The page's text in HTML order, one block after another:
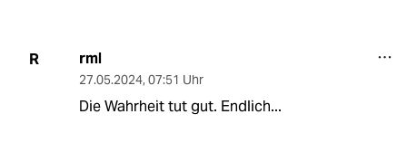
R rml
27.05.2024, 07:51 Uhr
Die Wahrheit tut gut. Endlich...